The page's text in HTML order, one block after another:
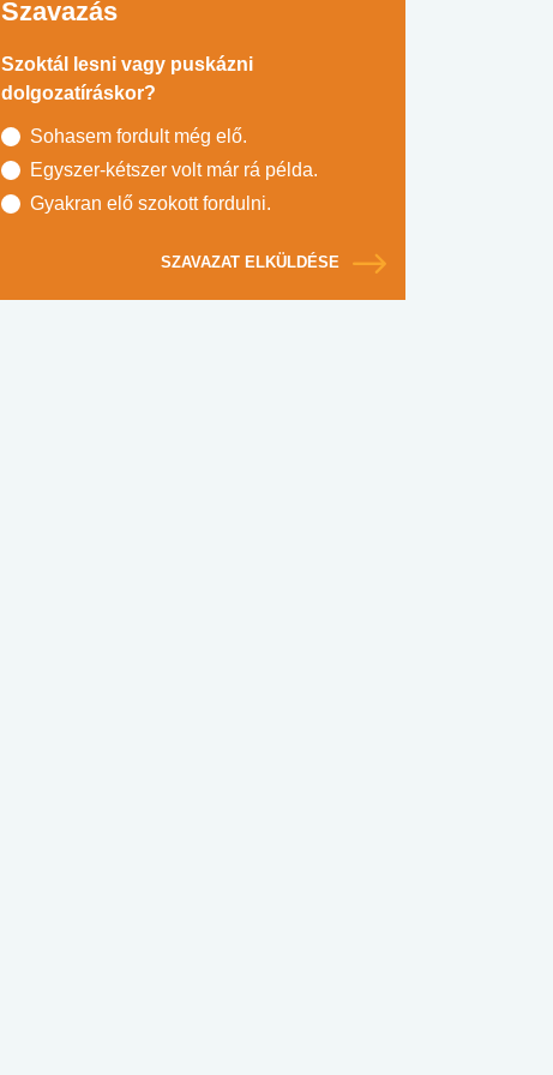
Szavazás
Szoktál lesni vagy puskázni
dolgozatíráskor?
Sohasem fordult még elő.
Egyszer-kétszer volt már rá példa.
Gyakran elő szokott fordulni.
SZAVAZAT ELKÜLDÉSE